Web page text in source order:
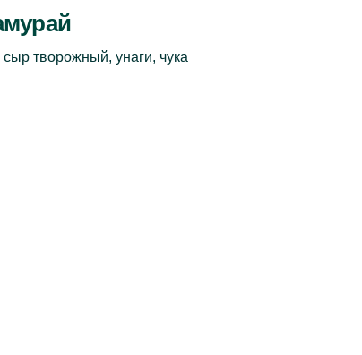
творожный, унаги, чука